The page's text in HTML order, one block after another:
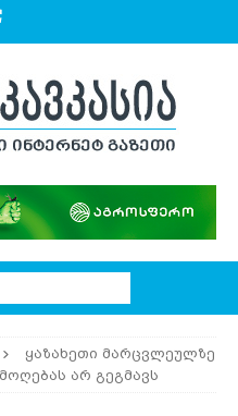
ყაზახეთი მარცვლეულზე
არ გეგმავს